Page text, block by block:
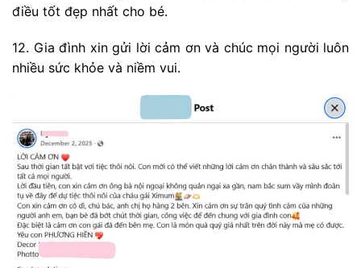
điều tốt đẹp nhất cho bé.
12. Gia đình xin gửi lời cảm ơn và chúc mọi người luôn
nhiều sức khỏe và niềm vui.